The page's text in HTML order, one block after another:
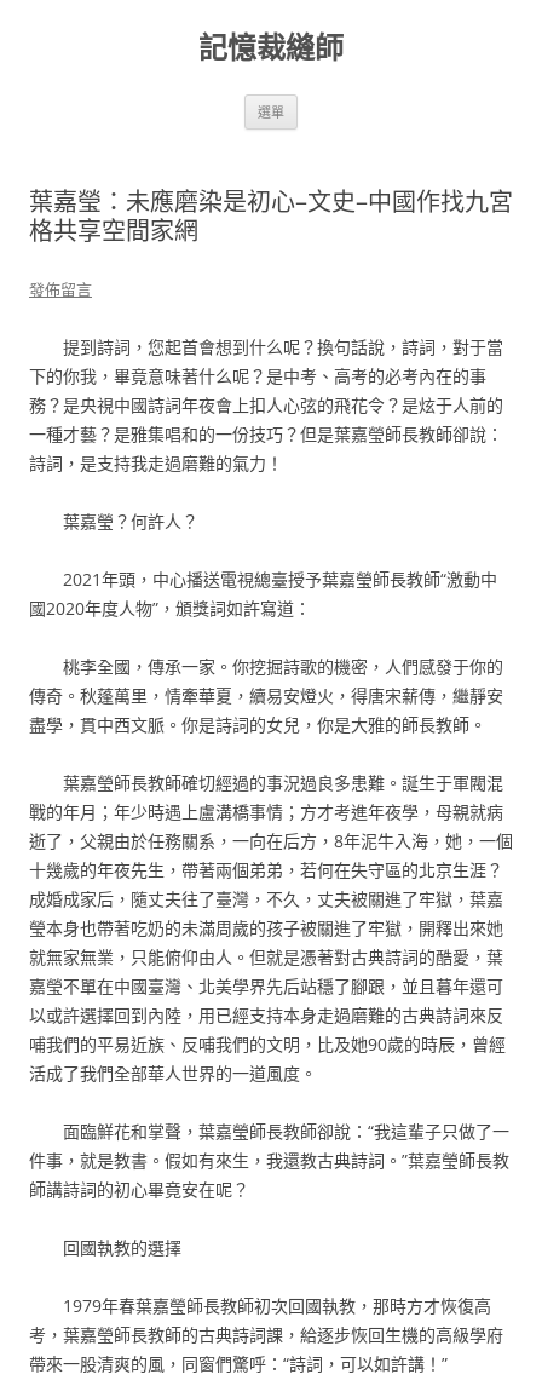
記憶裁縫師
選單
葉嘉瑩：未應磨染是初心–文史–中國作找九宮
格共享空間家網
發佈留言
提到詩詞，您起首會想到什么呢？換句話說，詩詞，對于當
下的你我，畢竟意味著什么呢？是中考、高考的必考內在的事
務？是央視中國詩詞年夜會上扣人心弦的飛花令？是炫于人前的
一種才藝？是雅集唱和的一份技巧？但是葉嘉瑩師長教師卻說：
詩詞，是支持我走過磨難的氣力！
葉嘉瑩？何許人？
2021年頭，中心播送電視總臺授予葉嘉瑩師長教師“激動中
國2020年度人物”，頒獎詞如許寫道：
桃李全國，傳承一家。你挖掘詩歌的機密，人們感發于你的
傳奇。秋蓬萬里，情牽華夏，續易安燈火，得唐宋薪傳，繼靜安
盡學，貫中西文脈。你是詩詞的女兒，你是大雅的師長教師。
葉嘉瑩師長教師確切經過的事況過良多患難。誕生于軍閥混
戰的年月；年少時遇上盧溝橋事情；方才考進年夜學，母親就病
逝了，父親由於任務關系，一向在后方，8年泥牛入海，她，一個
十幾歲的年夜先生，帶著兩個弟弟，若何在失守區的北京生涯？
成婚成家后，隨丈夫往了臺灣，不久，丈夫被關進了牢獄，葉嘉
瑩本身也帶著吃奶的未滿周歲的孩子被關進了牢獄，開釋出來她
就無家無業，只能俯仰由人。但就是憑著對古典詩詞的酷愛，葉
嘉瑩不單在中國臺灣、北美學界先后站穩了腳跟，並且暮年還可
以或許選擇回到內陸，用已經支持本身走過磨難的古典詩詞來反
哺我們的平易近族、反哺我們的文明，比及她90歲的時辰，曾經
活成了我們全部華人世界的一道風度。
面臨鮮花和掌聲，葉嘉瑩師長教師卻說：“我這輩子只做了一
件事，就是教書。假如有來生，我還教古典詩詞。”葉嘉瑩師長教
師講詩詞的初心畢竟安在呢？
回國執教的選擇
1979年春葉嘉瑩師長教師初次回國執教，那時方才恢復高
考，葉嘉瑩師長教師的古典詩詞課，給逐步恢回生機的高級學府
帶來一股清爽的風，同窗們驚呼：“詩詞，可以如許講！”